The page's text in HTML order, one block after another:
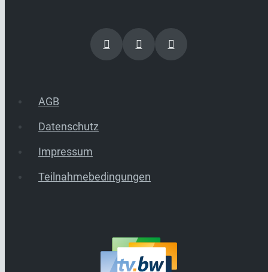
AGB
Datenschutz
Impressum
Teilnahmebedingungen